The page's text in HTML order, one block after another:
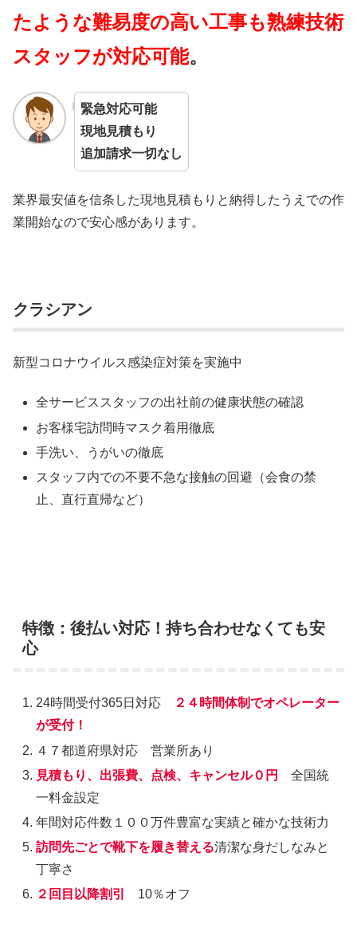
たような難易度の高い工事も熟練技術
スタッフが対応可能。
緊急対応可能
現地見積もり
追加請求一切なし
業界最安値を信条した現地見積もりと納得したうえでの作
業開始なので安心感があります。
クラシアン
新型コロナウイルス感染症対策を実施中
全サービススタッフの出社前の健康状態の確認
お客様宅訪問時マスク着用徹底
手洗い、うがいの徹底
スタッフ内での不要不急な接触の回避（会食の禁
止、直行直帰など）
特徴：後払い対応！持ち合わせなくても安
心
24時間受付365日対応
２４時間体制でオペレーター
が受付！
４７都道府県対応 営業所あり
見積もり、出張費、点検、キャンセル０円
全国統
一料金設定
年間対応件数１００万件豊富な実績と確かな技術力
訪問先ごとで靴下を履き替える清潔な身だしなみと
丁寧さ
２回目以降割引
10％オフ